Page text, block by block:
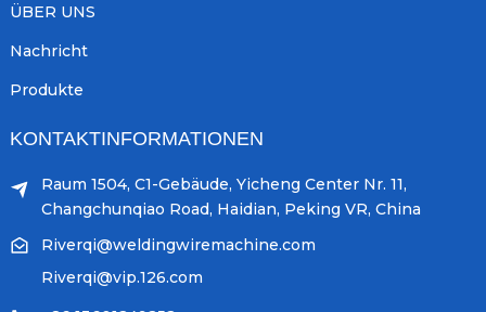
ÜBER UNS
Nachricht
Produkte
KONTAKTINFORMATIONEN
Raum 1504, C1-Gebäude, Yicheng Center Nr. 11,
Changchunqiao Road, Haidian, Peking VR, China
Riverqi@weldingwiremachine.com
Riverqi@vip.126.com